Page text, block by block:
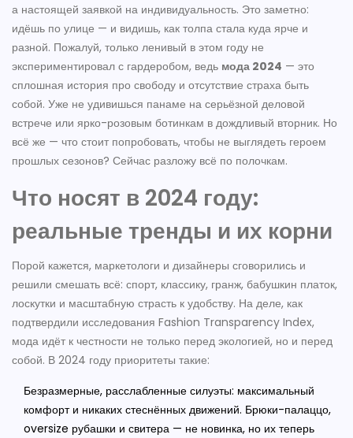
а настоящей заявкой на индивидуальность. Это заметно:
идёшь по улице — и видишь, как толпа стала куда ярче и
разной. Пожалуй, только ленивый в этом году не
экспериментировал с гардеробом, ведь мода 2024 — это
сплошная история про свободу и отсутствие страха быть
собой. Уже не удивишься панаме на серьёзной деловой
встрече или ярко-розовым ботинкам в дождливый вторник. Но
всё же — что стоит попробовать, чтобы не выглядеть героем
прошлых сезонов? Сейчас разложу всё по полочкам.
Что носят в 2024 году:
реальные тренды и их корни
Порой кажется, маркетологи и дизайнеры сговорились и
решили смешать всё: спорт, классику, гранж, бабушкин платок,
лоскутки и масштабную страсть к удобству. На деле, как
подтвердили исследования Fashion Transparency Index,
мода идёт к честности не только перед экологией, но и перед
собой. В 2024 году приоритеты такие:
Безразмерные, расслабленные силуэты: максимальный
комфорт и никаких стеснённых движений. Брюки-палаццо,
oversize рубашки и свитера — не новинка, но их теперь